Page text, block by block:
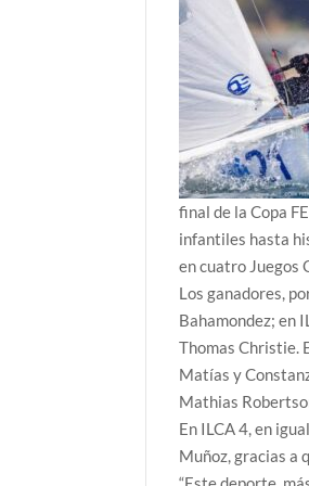
final de la Copa
infantiles hasta
en cuatro Juegos
Los ganadores,
Bahamondez; en
Thomas Christie.
Matías y
Mathias
En ILCA 4, en
Muñoz, gracias a